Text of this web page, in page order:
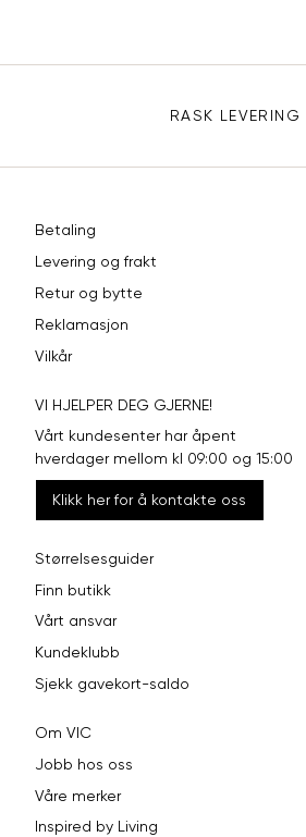
Sidebunn
RASK LEVERING
Betaling
Levering og frakt
Retur og bytte
Reklamasjon
Vilkår
VI HJELPER DEG GJERNE!
Vårt kundesenter har åpent
hverdager mellom kl 09:00 og 15:00
Klikk her for å kontakte oss
Størrelsesguider
Finn butikk
Vårt ansvar
Kundeklubb
Sjekk gavekort-saldo
Om VIC
Jobb hos oss
Våre merker
Inspired by Living